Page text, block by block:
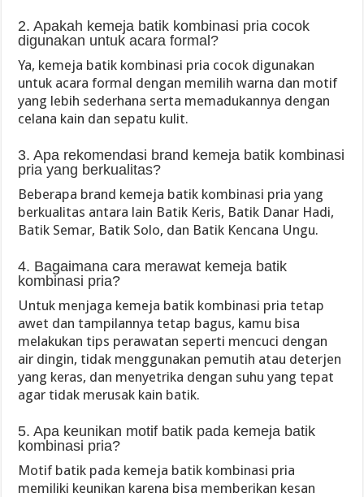
2. Apakah kemeja batik kombinasi pria cocok
digunakan untuk acara formal?
Ya, kemeja batik kombinasi pria cocok digunakan
untuk acara formal dengan memilih warna dan motif
yang lebih sederhana serta memadukannya dengan
celana kain dan sepatu kulit.
3. Apa rekomendasi brand kemeja batik kombinasi
pria yang berkualitas?
Beberapa brand kemeja batik kombinasi pria yang
berkualitas antara lain Batik Keris, Batik Danar Hadi,
Batik Semar, Batik Solo, dan Batik Kencana Ungu.
4. Bagaimana cara merawat kemeja batik
kombinasi pria?
Untuk menjaga kemeja batik kombinasi pria tetap
awet dan tampilannya tetap bagus, kamu bisa
melakukan tips perawatan seperti mencuci dengan
air dingin, tidak menggunakan pemutih atau deterjen
yang keras, dan menyetrika dengan suhu yang tepat
agar tidak merusak kain batik.
5. Apa keunikan motif batik pada kemeja batik
kombinasi pria?
Motif batik pada kemeja batik kombinasi pria
memiliki keunikan karena bisa memberikan kesan